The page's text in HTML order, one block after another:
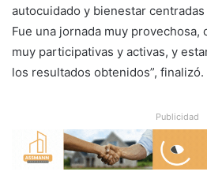
autocuidado y bienestar
Fue una jornada muy provechosa,
muy participativas y activas, y
los resultados obtenidos”, finalizó.
Publicidad